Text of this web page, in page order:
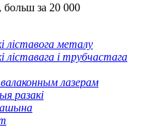
больш за 20 000
ліставога металу
ліставага і трубчастага
лазерам
разакі